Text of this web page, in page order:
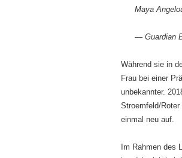
Maya
— Guardian
Während sie in
Frau bei einer
unbekannter.
Stroemfeld/
einmal neu auf.
Im Rahmen des